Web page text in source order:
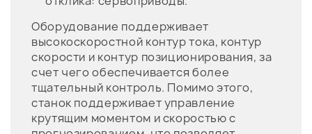
Оборудование поддерживает
высокоскоростной контур тока, контур
скорости и контур позиционирования, за
счет чего обеспечивается более
тщательный контроль. Помимо этого,
станок поддерживает управление
крутящим моментом и скоростью с